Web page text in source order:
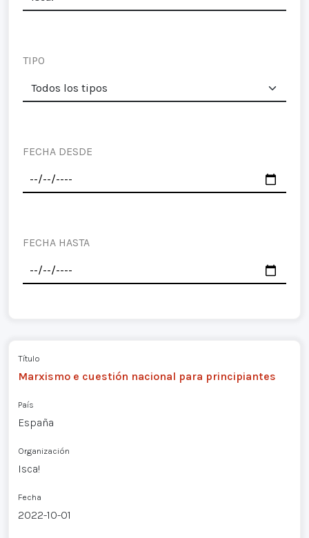
TIPO
FECHA DESDE
FECHA HASTA
Título
Marxismo e cuestión nacional para principiantes
País
España
Organización
Isca!
Fecha
2022-10-01